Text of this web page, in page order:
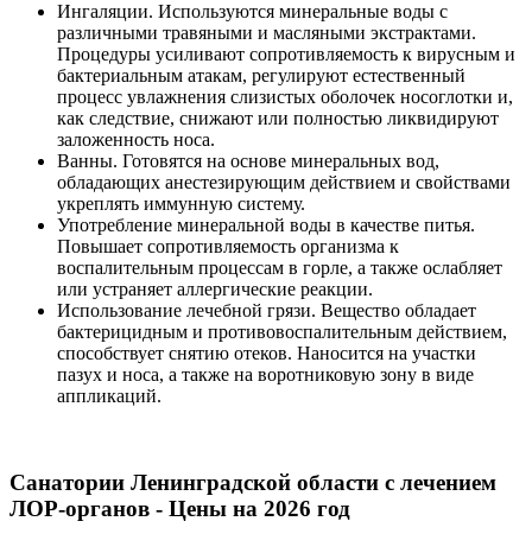
Ингаляции. Используются минеральные воды с
различными травяными и масляными экстрактами.
Процедуры усиливают сопротивляемость к вирусным и
бактериальным атакам, регулируют естественный
процесс увлажнения слизистых оболочек носоглотки и,
как следствие, снижают или полностью ликвидируют
заложенность носа.
Ванны. Готовятся на основе минеральных вод,
обладающих анестезирующим действием и свойствами
укреплять иммунную систему.
Употребление минеральной воды в качестве питья.
Повышает сопротивляемость организма к
воспалительным процессам в горле, а также ослабляет
или устраняет аллергические реакции.
Использование лечебной грязи. Вещество обладает
бактерицидным и противовоспалительным действием,
способствует снятию отеков. Наносится на участки
пазух и носа, а также на воротниковую зону в виде
аппликаций.
Санатории Ленинградской области с лечением
ЛОР-органов - Цены на 2026 год